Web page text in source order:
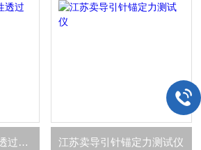
广东卖预灌封密封性透过性测试仪厂家 江苏卖导引针锚定力测试仪